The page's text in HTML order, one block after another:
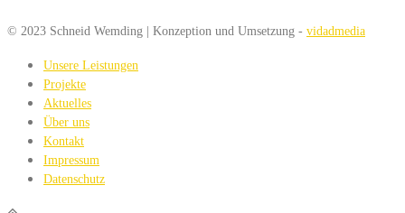
© 2023 Schneid Wemding | Konzeption und Umsetzung - vidadmedia
Unsere Leistungen
Projekte
Aktuelles
Über uns
Kontakt
Impressum
Datenschutz